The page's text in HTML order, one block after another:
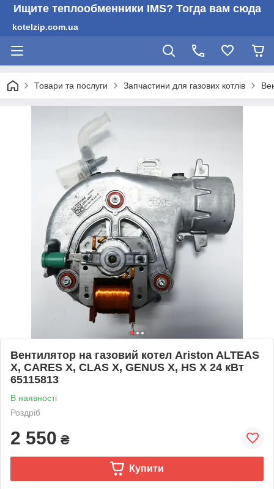
Ищите теплообменники IMS? Тогда вам сюда
kotelzip.com.ua
Товари та послуги Запчастини для газових котлів
Вентилятор на газовий котел Ariston ALTEAS
X, CARES X, CLAS X, GENUS X, HS Х 24 кВт
65115813
В наявності
Роздріб
2 550 ₴
Купити